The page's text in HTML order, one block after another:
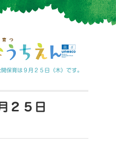
開保育は９月２５日（木）です。
２５日